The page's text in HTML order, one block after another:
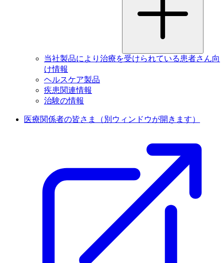
当社製品により治療を受けられている患者さん向
け情報
ヘルスケア製品
疾患関連情報
治験の情報
医療関係者の皆さま （別ウィンドウが開きます）